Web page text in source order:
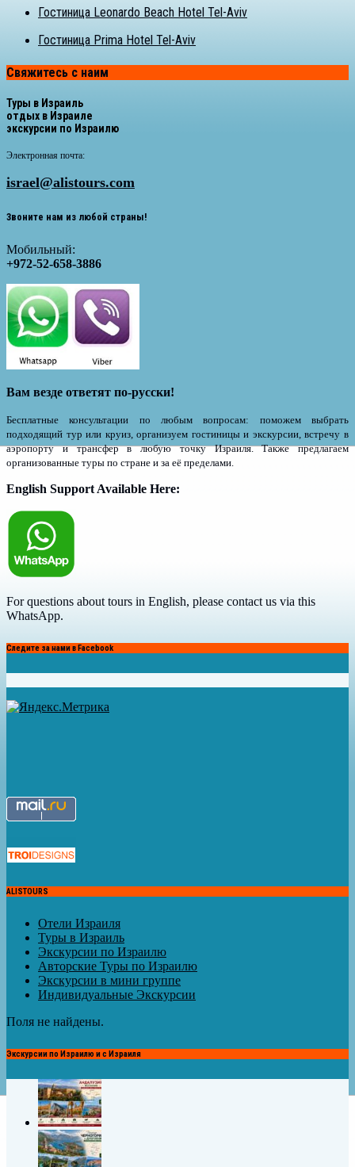
Гостиница Leonardo Beach Hotel Tel-Aviv
Гостиница Prima Hotel Tel-Aviv
Свяжитесь с наим
Туры в Израиль
отдых в Израиле
экскурсии по Израилю
Электронная почта:
israel@alistours.com
Звоните нам из любой страны!
Мобильный:
+972-52-658-3886
Вам везде ответят по-русски!
Бесплатные консультации по любым вопросам: поможем выбрать
подходящий тур или круиз, организуем гостиницы и экскурсии, встречу в
аэропорту и трансфер в любую точку Израиля. Также предлагаем
организованные туры по стране и за её пределами.
English Support Available Here:
For questions about tours in English, please contact us via this
WhatsApp.
Следите за нами в Facebook
ALISTOURS
Отели Израиля
Туры в Израиль
Экскурсии по Израилю
Авторские Туры по Израилю
Экскурсии в мини группе
Индивидуальные Экскурсии
Поля не найдены.
Экскурсии по Израилю и с Израиля